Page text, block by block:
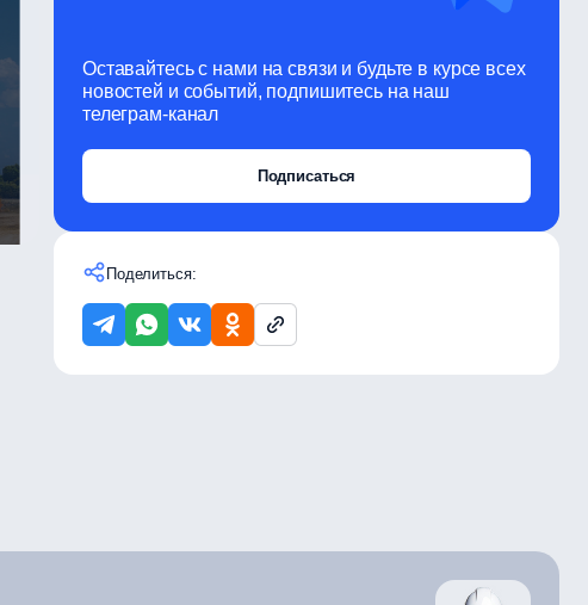
Поделиться:
Оставайтесь с нами на связи и будьте в курсе всех
новостей и событий, подпишитесь на наш
телеграм-канал
Подписаться